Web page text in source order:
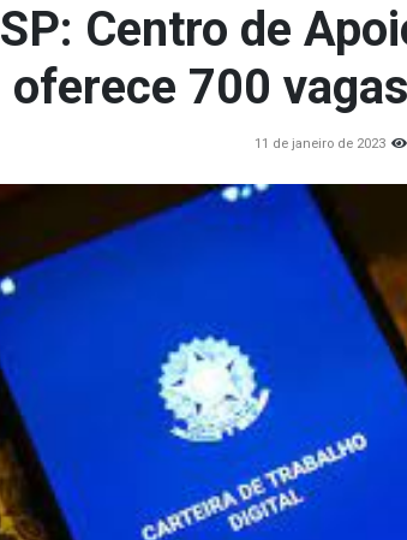
SP: Centro de
oferece 700
11 de janeiro de 2023